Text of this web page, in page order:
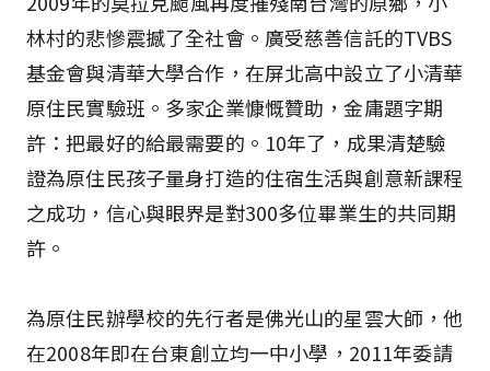
林村的悲慘震撼了全社會。廣受慈善信託的TVBS
基金會與清華大學合作，在屏北高中設立了小清華
原住民實驗班。多家企業慷慨贊助，金庸題字期
許：把最好的給最需要的。10年了，成果清楚驗
證為原住民孩子量身打造的住宿生活與創意新課程
之成功，信心與眼界是對300多位畢業生的共同期
許。
為原住民辦學校的先行者是佛光山的星雲大師，他
在2008年即在台東創立均一中小學，2011年委請